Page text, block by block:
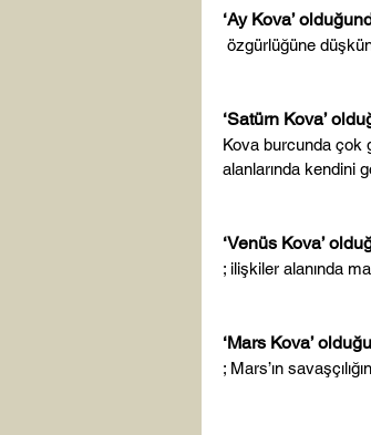
‘Ay Kova’
‘Satürn Kova’
Kova burcunda çok
alanlarında kendini
‘Venüs Kova’
; ilişkiler alanında
‘Mars Kova’
; Mars’ın